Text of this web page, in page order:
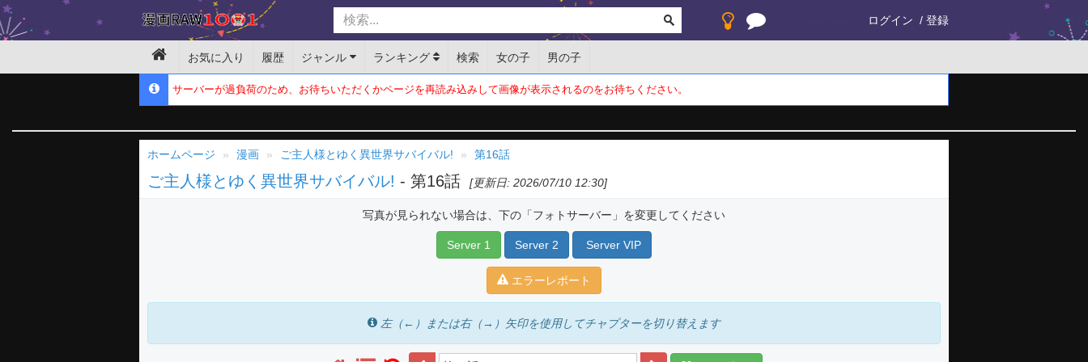
ログイン 登録
お気に入り 履歴 ジャンル ランキング 検索 女の子 男の子
サーバーが過負荷のため、お待ちいただくかページを再読み込みして画像が表示されるのをお待ちください。
ホームページ 漫画 ご主人様とゆく異世界サバイバル! 第16話
ご主人様とゆく異世界サバイバル! - 第16話 [更新日: 2026/07/10 12:30]
写真が見られない場合は、下の「フォトサーバー」を変更してください
Server 1 Server 2 Server VIP
エラーレポート
左（←）または右（→）矢印を使用してチャプターを切り替えます